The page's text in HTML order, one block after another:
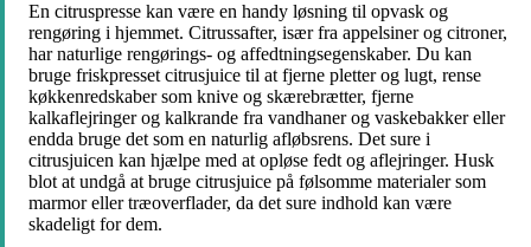
En citruspresse kan være en handy løsning til opvask og
rengøring i hjemmet. Citrussafter, især fra appelsiner og citroner,
har naturlige rengørings- og affedtningsegenskaber. Du kan
bruge friskpresset citrusjuice til at fjerne pletter og lugt, rense
køkkenredskaber som knive og skærebrætter, fjerne
kalkaflejringer og kalkrande fra vandhaner og vaskebakker eller
endda bruge det som en naturlig afløbsrens. Det sure i
citrusjuicen kan hjælpe med at opløse fedt og aflejringer. Husk
blot at undgå at bruge citrusjuice på følsomme materialer som
marmor eller træoverflader, da det sure indhold kan være
skadeligt for dem.